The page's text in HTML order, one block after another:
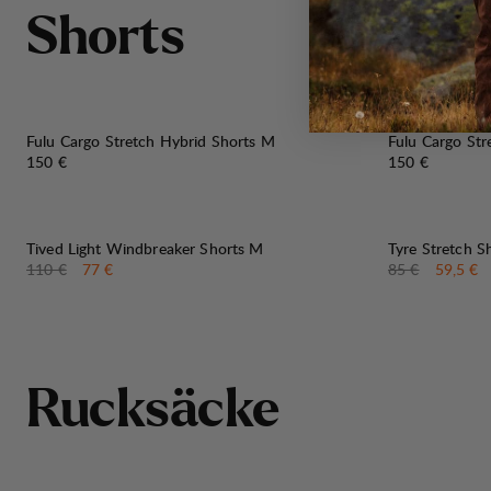
Shorts
Fulu Cargo Stretch Hybrid Shorts M
Preis:
150 €
Fulu Cargo
Preis:
150 €
VERKAUF:
Tived Light Windbreaker Shorts M
Originalpreis:
110 € Verkaufspreis
77 €
VERKAUF:
Tyre Stretch
Originalpreis:
85 € 59,5 €
Rucksäcke